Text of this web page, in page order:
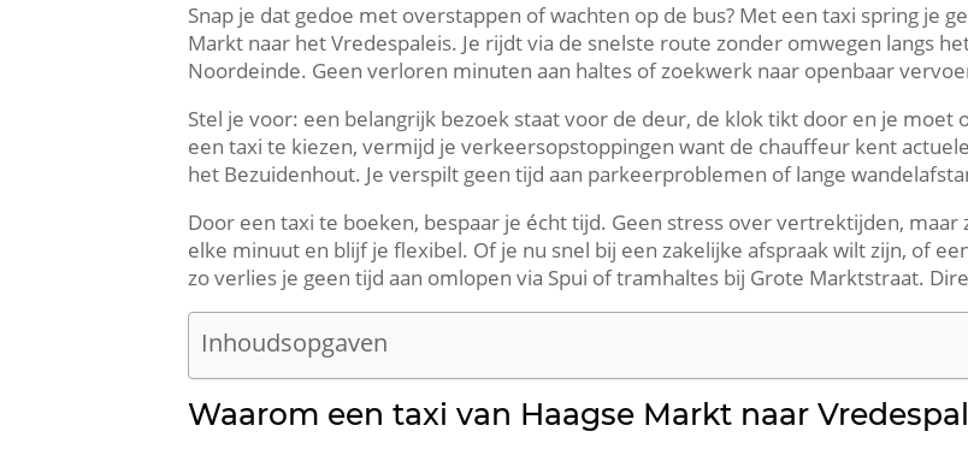
Snap je dat gedoe met overstappen of wachten op de bus? Met een taxi spring je
Markt naar het Vredespaleis. Je rijdt via de snelste route zonder omwegen langs
Noordeinde. Geen verloren minuten aan haltes of zoekwerk naar openbaar
Stel je voor: een belangrijk bezoek staat voor de deur, de klok tikt door en je
een taxi te kiezen, vermijd je verkeersopstoppingen want de chauffeur kent
het Bezuidenhout. Je verspilt geen tijd aan parkeerproblemen of lange
Door een taxi te boeken, bespaar je écht tijd. Geen stress over vertrektijden,
elke minuut en blijf je flexibel. Of je nu snel bij een zakelijke afspraak wilt zijn, of
zo verlies je geen tijd aan omlopen via Spui of tramhaltes bij Grote Marktstraat.
Inhoudsopgaven
Waarom een taxi van Haagse Markt naar